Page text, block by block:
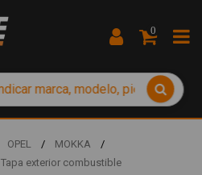
0
OPEL / MOKKA
/
Tapa exterior combustible